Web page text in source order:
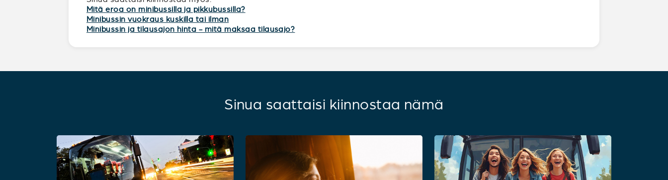
Mitä eroa on minibussilla ja pikkubussilla?
Minibussin vuokraus kuskilla tai ilman
Minibussin ja tilausajon hinta - mitä maksaa tilausajo?
Sinua saattaisi kiinnostaa nämä